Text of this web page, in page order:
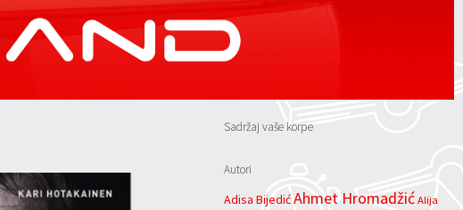
Sadržaj vaše korpe
Autori
Adisa BijedićAhmet Hromadžić Alija